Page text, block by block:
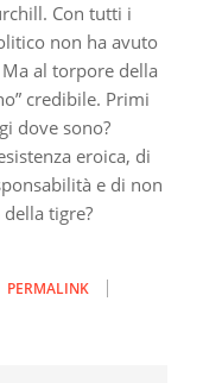
Con tutti i
non ha avuto
al torpore della
credibile. Primi
dove sono?
eroica, di
e di non
tigre?
PERMALINK